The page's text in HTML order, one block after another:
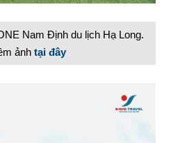
Nam Định du lịch Hạ Long.
ảnh tại đây